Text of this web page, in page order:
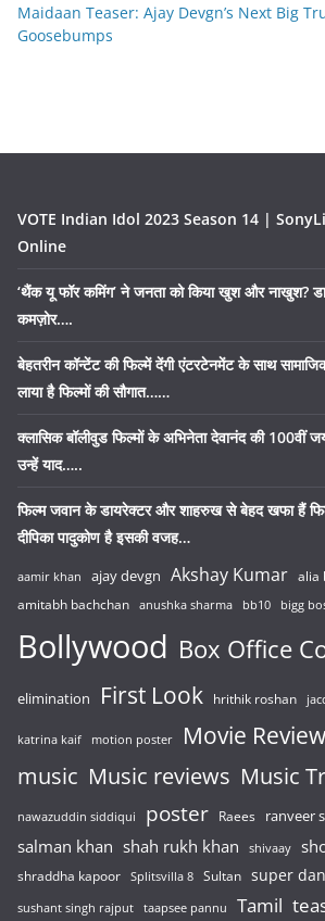
Maidaan Teaser: Ajay Devgn’s Next Big
Goosebumps
VOTE Indian Idol 2023 Season 14 |
Online
‘थैंक यू फॉर कमिंग’ ने जनता को किया खुश और नाखुश?
कमज़ोर….
बेहतरीन कॉन्टेंट की फिल्में देंगी एंटरटेनमेंट के साथ
लाया है फिल्मों की सौगात……
क्लासिक बॉलीवुड फिल्मों के अभिनेता देवानंद की 100वीं
उन्हें याद…..
फिल्म जवान के डायरेक्टर और शाहरुख से बेहद खफा हैं
दीपिका पादुकोण है इसकी वजह…
aamir khan ajay devgn Akshay Kumar alia
amitabh bachchan anushka sharma bb10 bigg
Bollywood Box Office
elimination First Look hrithik roshan
katrina kaif motion poster Movie Review
music Music reviews Music
nawazuddin siddiqui poster Raees ranveer
salman khan shah rukh khan shivaay
shraddha kapoor Splitsvilla 8 Sultan super
sushant singh rajput taapsee pannu Tamil